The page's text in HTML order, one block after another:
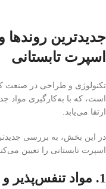
جدیدترین
اسپرت تابستانی
تکنولوژی و طراحی در صنعت
است، که با به‌کارگیری مواد
ارتقا می‌یابد.
در این بخش، به بررسی
اسپرت تابستانی را تعیین
1. مواد تنفس‌پذیر و سبک: